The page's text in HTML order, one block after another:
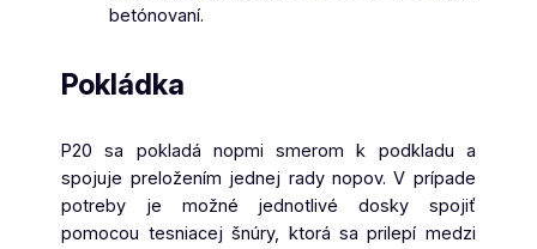
betónovaní.
Pokládka
P20 sa pokladá nopmi smerom k podkladu a
spojuje preložením jednej rady nopov. V prípade
potreby je možné jednotlivé dosky spojiť
pomocou tesniacej šnúry, ktorá sa prilepí medzi